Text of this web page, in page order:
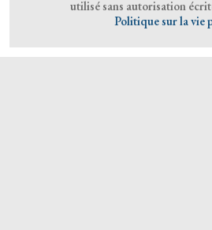
utilisé sans autorisation
Politique sur la vie